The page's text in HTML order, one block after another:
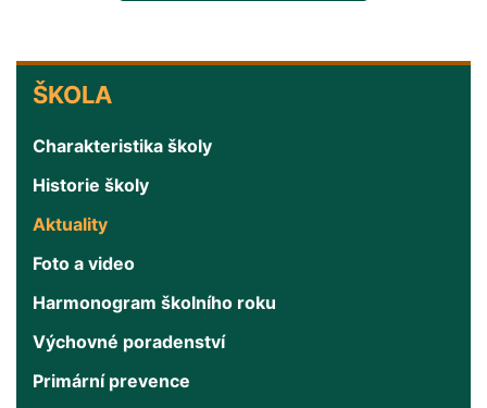
ŠKOLA
ŠKOLA
Charakteristika školy
Historie školy
Aktuality
Foto a video
Harmonogram školního roku
Výchovné poradenství
Primární prevence